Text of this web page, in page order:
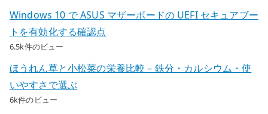
Windows 10 で ASUS マザーボードの UEFI セキュアブー
トを有効化する確認点
6.5k件のビュー
ほうれん草と小松菜の栄養比較 – 鉄分・カルシウム・使
いやすさで選ぶ
6k件のビュー